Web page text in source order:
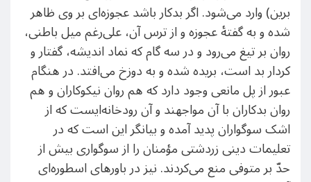
برین) وارد می‌شود. اگر بدکار باشد عجوزه‌ای بر وی ظاهر
شده و به گفتهٔ عجوزه و از ترس آن، علی‌رغم میل باطنی،
روان بر تیغ می‌رود و در سه گام که نماد اندیشه، گفتار و
کردار بد است، بریده شده و به دوزخ می‌افتد. در هنگام
عبور از پل مانعی وجود دارد که هم روان نیکوکاران و هم
روان بدکاران با آن مواجهند و آن رودخانه‌ایست که از
اشک سوگواران پدید آمده و بیانگر این است که در
تعلیمات دینی زردشتی مؤمنان را از سوگواری بیش از
حدّ بر متوفی منع می‌کردند. نیز در باورهای اسطوره‌ای